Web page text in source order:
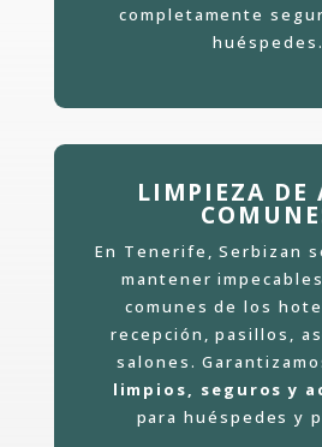
completamente
huéspedes.
LIMPIEZA DE
En Tenerife, Serbizan
mantener
comunes de los
recepción, pasillos,
salones.
limpios, seguros y
para huéspedes y